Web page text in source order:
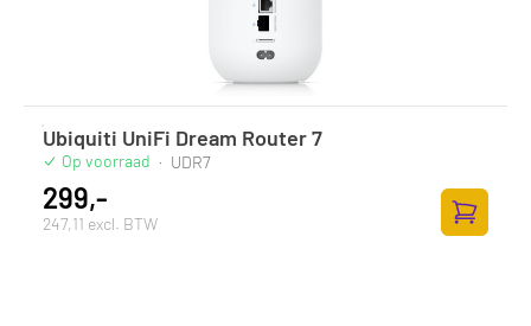
Ubiquiti UniFi Dream Router 7
Op voorraad · UDR7
299,-
247,11 excl. BTW